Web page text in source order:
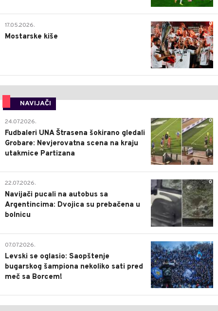
0
17.05.2026.
Mostarske kiše
NAVIJAČI
0
24.07.2026.
Fudbaleri UNA Štrasena šokirano gledali
Grobare: Nevjerovatna scena na kraju
utakmice Partizana
0
22.07.2026.
Navijači pucali na autobus sa
Argentincima: Dvojica su prebačena u
bolnicu
1
07.07.2026.
Levski se oglasio: Saopštenje
bugarskog šampiona nekoliko sati pred
meč sa Borcem!